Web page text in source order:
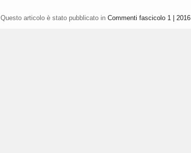
Questo articolo è stato pubblicato in Commenti fascicolo 1 | 2016